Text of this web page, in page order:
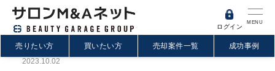
MENU
ログイン
売りたい方 買いたい方 売却案件一覧
成功事例
2023.10.02